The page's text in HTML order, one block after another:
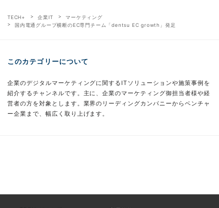
TECH+ 企業IT
マーケティング
国内電通グループ横断のEC専門チーム「dentsu EC growth」発足
このカテゴリーについて
企業のデジタルマーケティングに関するITソリューションや施策事例を
紹介するチャンネルです。主に、企業のマーケティング御担当者様や経
営者の方を対象とします。業界のリーディングカンパニーからベンチャ
ー企業まで、幅広く取り上げます。